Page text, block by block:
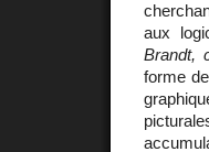
aux
Brandt,
forme